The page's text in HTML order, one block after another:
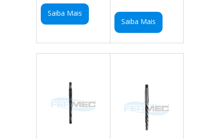
Saiba Mais
Saiba Mais